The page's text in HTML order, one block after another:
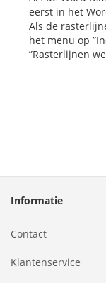
eerst in het
Als de
het menu op
”Rasterlijnen
Informatie
Contact
Klantenservice